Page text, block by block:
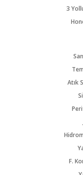
3
Atık
F.